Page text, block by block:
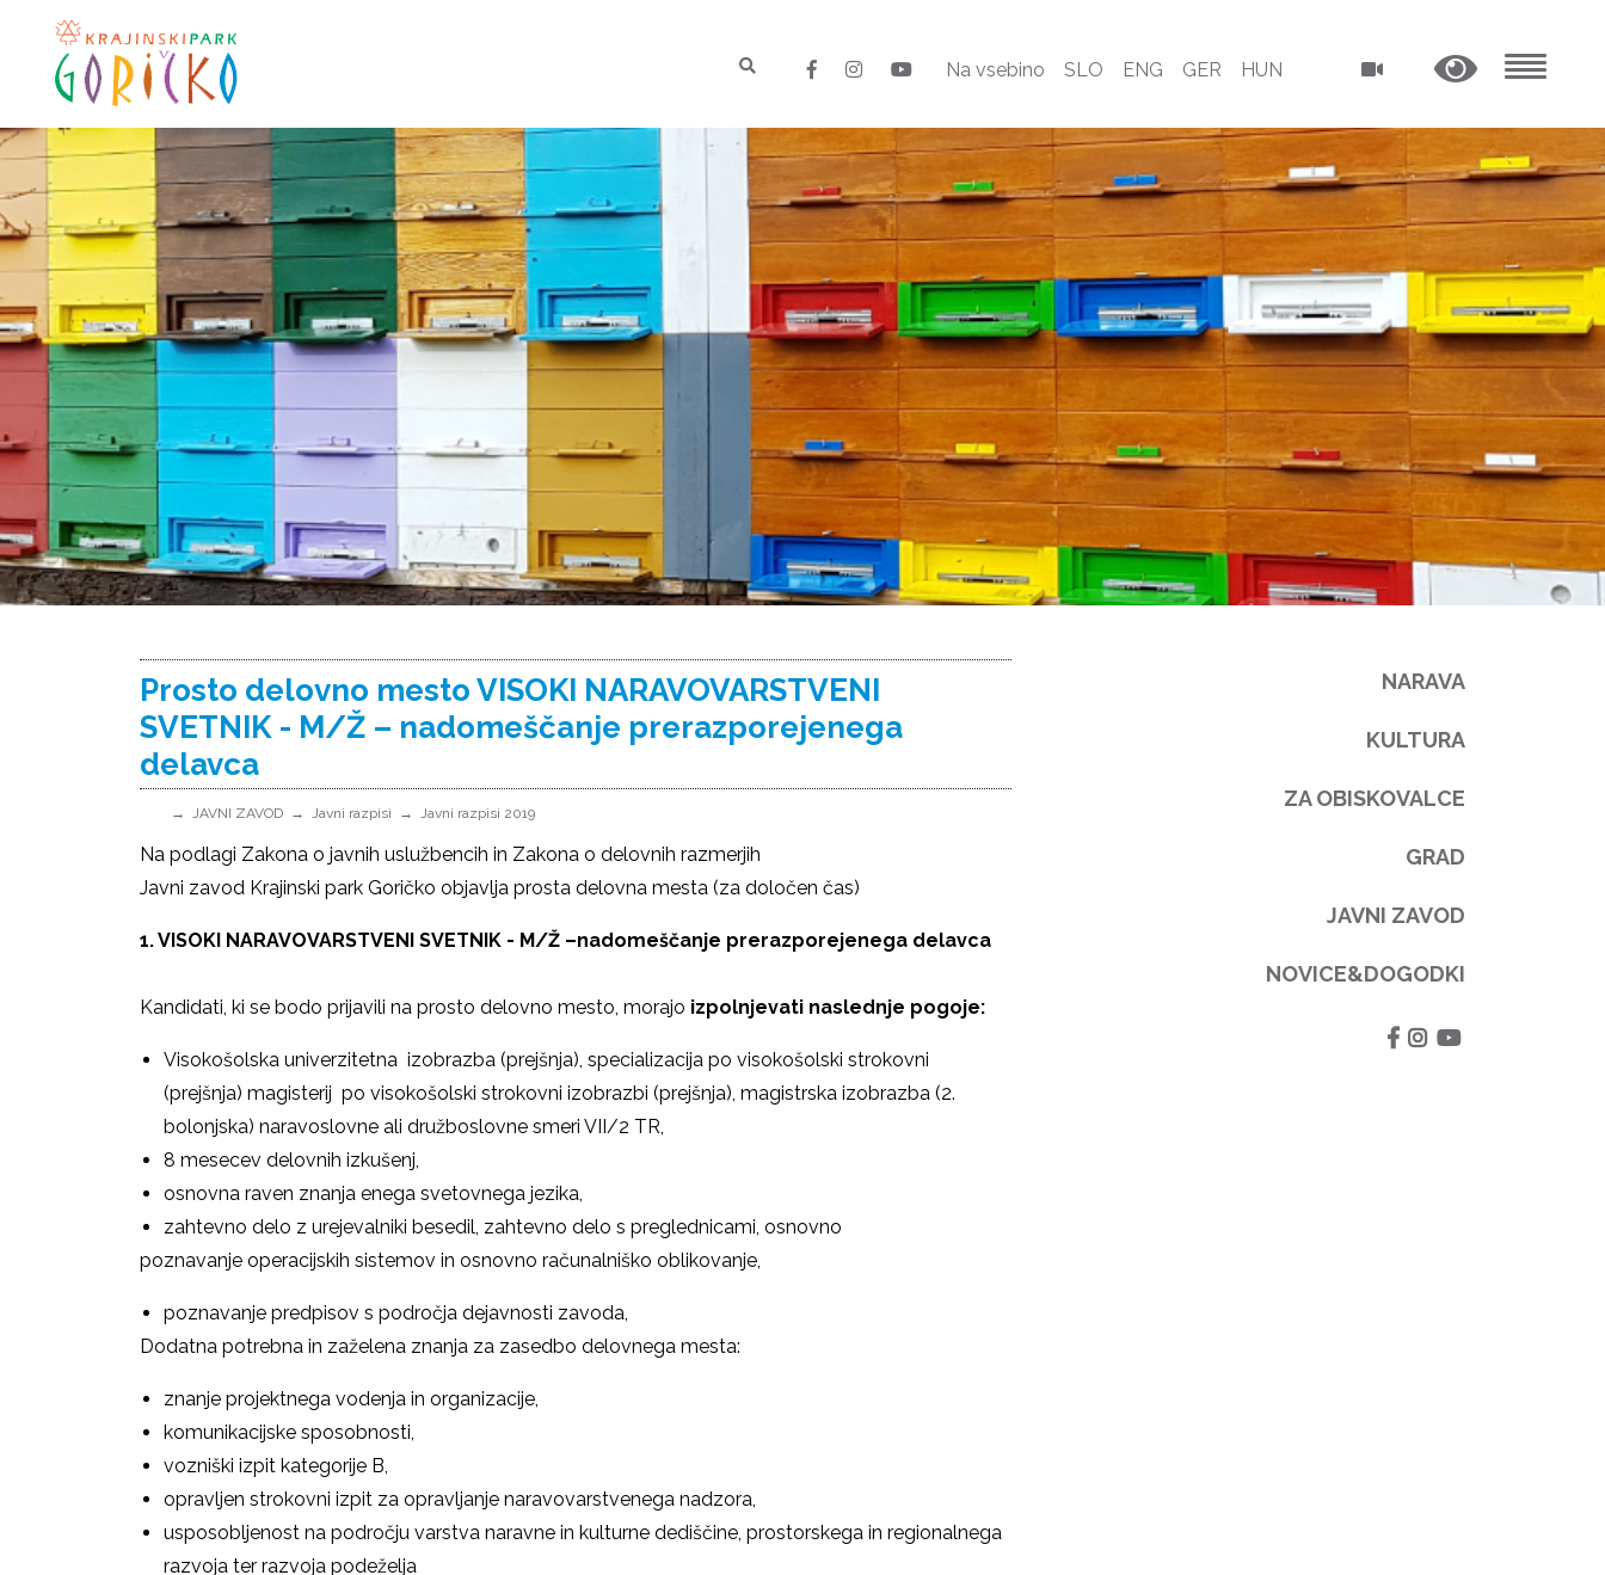
Na vsebino SLO ENG GER HUN
Prosto delovno mesto VISOKI NARAVOVARSTVENI
SVETNIK - M/Ž – nadomeščanje prerazporejenega
delavca
JAVNI ZAVOD Javni razpisi Javni razpisi 2019
Na podlagi Zakona o javnih uslužbencih in Zakona o delovnih razmerjih
Javni zavod Krajinski park Goričko objavlja prosta delovna mesta (za določen čas)
1. VISOKI NARAVOVARSTVENI SVETNIK - M/Ž –nadomeščanje prerazporejenega delavca
Kandidati, ki se bodo prijavili na prosto delovno mesto, morajo izpolnjevati naslednje pogoje:
Visokošolska univerzitetna izobrazba (prejšnja), specializacija po visokošolski strokovni
(prejšnja) magisterij po visokošolski strokovni izobrazbi (prejšnja), magistrska izobrazba (2.
bolonjska) naravoslovne ali družboslovne smeri VII/2 TR,
8 mesecev delovnih izkušenj,
osnovna raven znanja enega svetovnega jezika,
zahtevno delo z urejevalniki besedil, zahtevno delo s preglednicami, osnovno
poznavanje operacijskih sistemov in osnovno računalniško oblikovanje,
poznavanje predpisov s področja dejavnosti zavoda,
Dodatna potrebna in zaželena znanja za zasedbo delovnega mesta:
znanje projektnega vodenja in organizacije,
komunikacijske sposobnosti,
vozniški izpit kategorije B,
opravljen strokovni izpit za opravljanje naravovarstvenega nadzora,
usposobljenost na področju varstva naravne in kulturne dediščine, prostorskega in regionalnega
razvoja ter razvoja podeželja
NARAVA
KULTURA
ZA OBISKOVALCE
GRAD
JAVNI ZAVOD
NOVICE&DOGODKI